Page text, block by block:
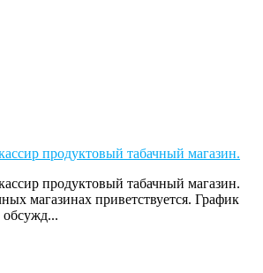
продуктовый табачный магазин.
продуктовый табачный магазин.
магазинах приветствуется. График
обсужд...